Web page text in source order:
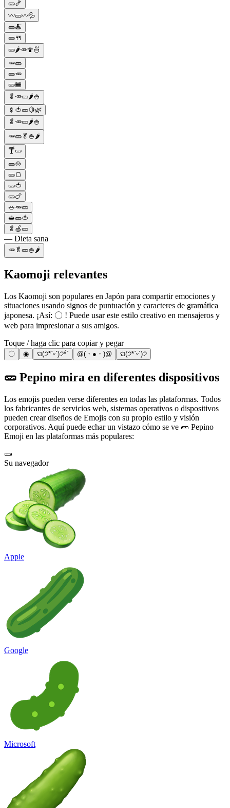
🥒🍤
〰️🥒〰️💦
🥒🍝
🥒🍴
🥒🌶️🥕🍄🍜
🥕🥒
🥒🥕
🥒🍔
🥬🥕🥒🌶️🍚
🍢🍅🥒🍋🌿
🥬🥕🥒🌶️🍚
🥕🥒🥬🍚🌶️
🍸🥒
🥒🍲
🥒🍞
🥒🍅
🥒🍗
🥗🥕🥒
🥪🥒🍅
🥬🍏🥒
— Dieta sana
🥕🥬🥒🍚🌶️
Kaomoji relevantes
Los Kaomoji son populares en Japón para compartir emociones y
situaciones usando signos de puntuación y caracteres de gramática
japonesa. ¡Así: 〇 ! Puede usar este estilo creativo en mensajeros y
web para impresionar a sus amigos.
Toque / haga clic para copiar y pegar
〇 ◉ ଘ(੭*ˊᵕˋ)੭* ̀ˋ @(・●・)@ ଘ(੭*ˊᵕˋ)੭
🥒 Pepino mira en diferentes dispositivos
Los emojis pueden verse diferentes en todas las plataformas. Todos
los fabricantes de servicios web, sistemas operativos o dispositivos
pueden crear diseños de Emojis con su propio estilo y visión
corporativos. Aquí puede echar un vistazo cómo se ve 🥒 Pepino
Emoji en las plataformas más populares:
🥒
Su navegador
Apple
Google
Microsoft